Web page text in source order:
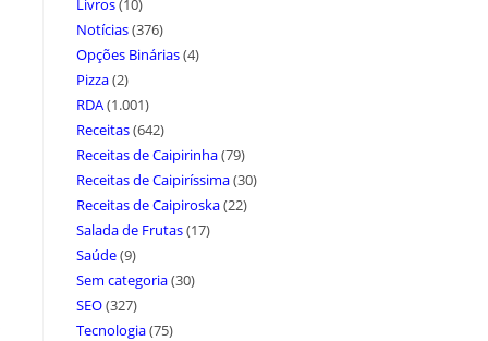
Livros(10)
Notícias(376)
Opções Binárias(4)
Pizza(2)
RDA(1.001)
Receitas(642)
Receitas de Caipirinha(79)
Receitas de Caipiríssima(30)
Receitas de Caipiroska(22)
Salada de Frutas(17)
Saúde(9)
Sem categoria(30)
SEO(327)
Tecnologia(75)